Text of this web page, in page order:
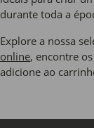
durante toda a
Explore a nossa
online, encontre
adicione ao